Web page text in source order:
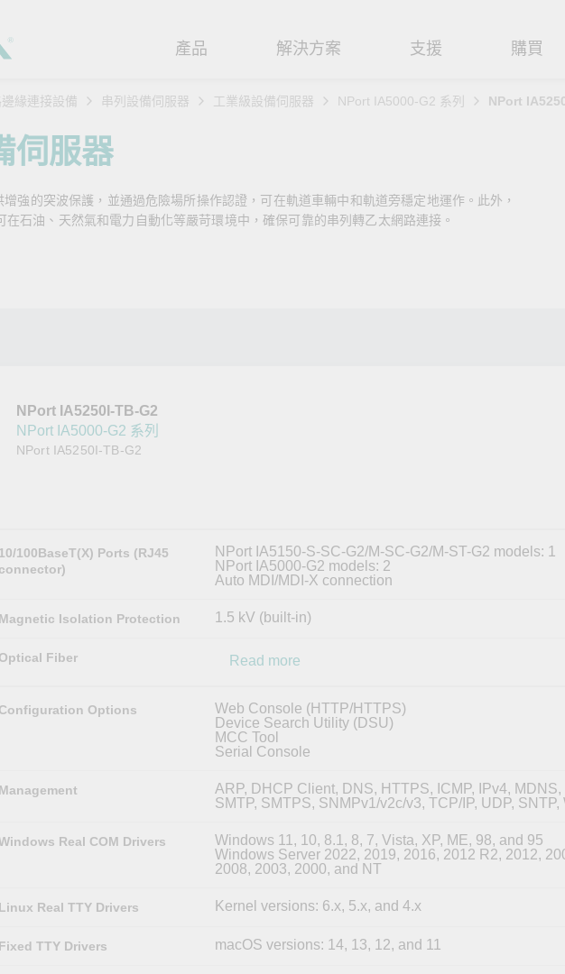
產品
安全路由器
網路安全設備
串列轉接器
解決方案
軌道運輸 時效性網路 (TSN)
強化 OT 網路安全
支援
產品 FAQs 保固政策
購買
緣起與創新
新聞與活動
創造永續價值
緣連接設備 串列設備伺服器 工業級設備伺服器 NPort IA5000-G2 系列 NPort
伺服器
強的突波保護，並通過危險場所操作認證，可在軌道車輛中和軌道旁穩定地運作。此外，
在石油、天然氣和電力自動化等嚴苛環境中，確保可靠的串列轉乙太網路連接。
NPort IA5250I-TB-G2
NPort IA5000-G2 系列
NPort IA5250I-TB-G2
10/100BaseT(X) Ports (RJ45
connector)
NPort IA5150-S-SC-G2/M-SC-G2/M-ST-G2 models: 1
NPort IA5000-G2 models: 2
Auto MDI/MDI-X connection
Magnetic Isolation Protection 1.5 kV (built-in)
Optical Fiber Read more
Configuration Options
Web Console (HTTP/HTTPS)
Device Search Utility (DSU)
MCC Tool
Serial Console
Management
ARP, DHCP Client, DNS, HTTPS, ICMP, IPv4, MDNS,
SMTP, SMTPS, SNMPv1/v2c/v3, TCP/IP, UDP, SNTP,
Real COM Drivers
Windows 11, 10, 8.1, 8, 7, Vista, XP, ME, 98, and 95
Windows Server 2022, 2019, 2016, 2012 R2, 2012,
2008, 2003, 2000, and NT
Linux Real TTY Drivers Kernel versions: 6.x, 5.x, and 4.x
Fixed TTY Drivers macOS versions: 14, 13, 12, and 11